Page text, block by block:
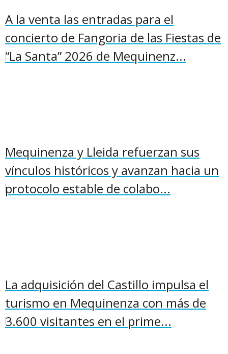
A la venta las entradas para el
concierto de Fangoria de las Fiestas de
“La Santa” 2026 de Mequinenz...
Mequinenza y Lleida refuerzan sus
vínculos históricos y avanzan hacia un
protocolo estable de colabo...
La adquisición del Castillo impulsa el
turismo en Mequinenza con más de
3.600 visitantes en el prime...